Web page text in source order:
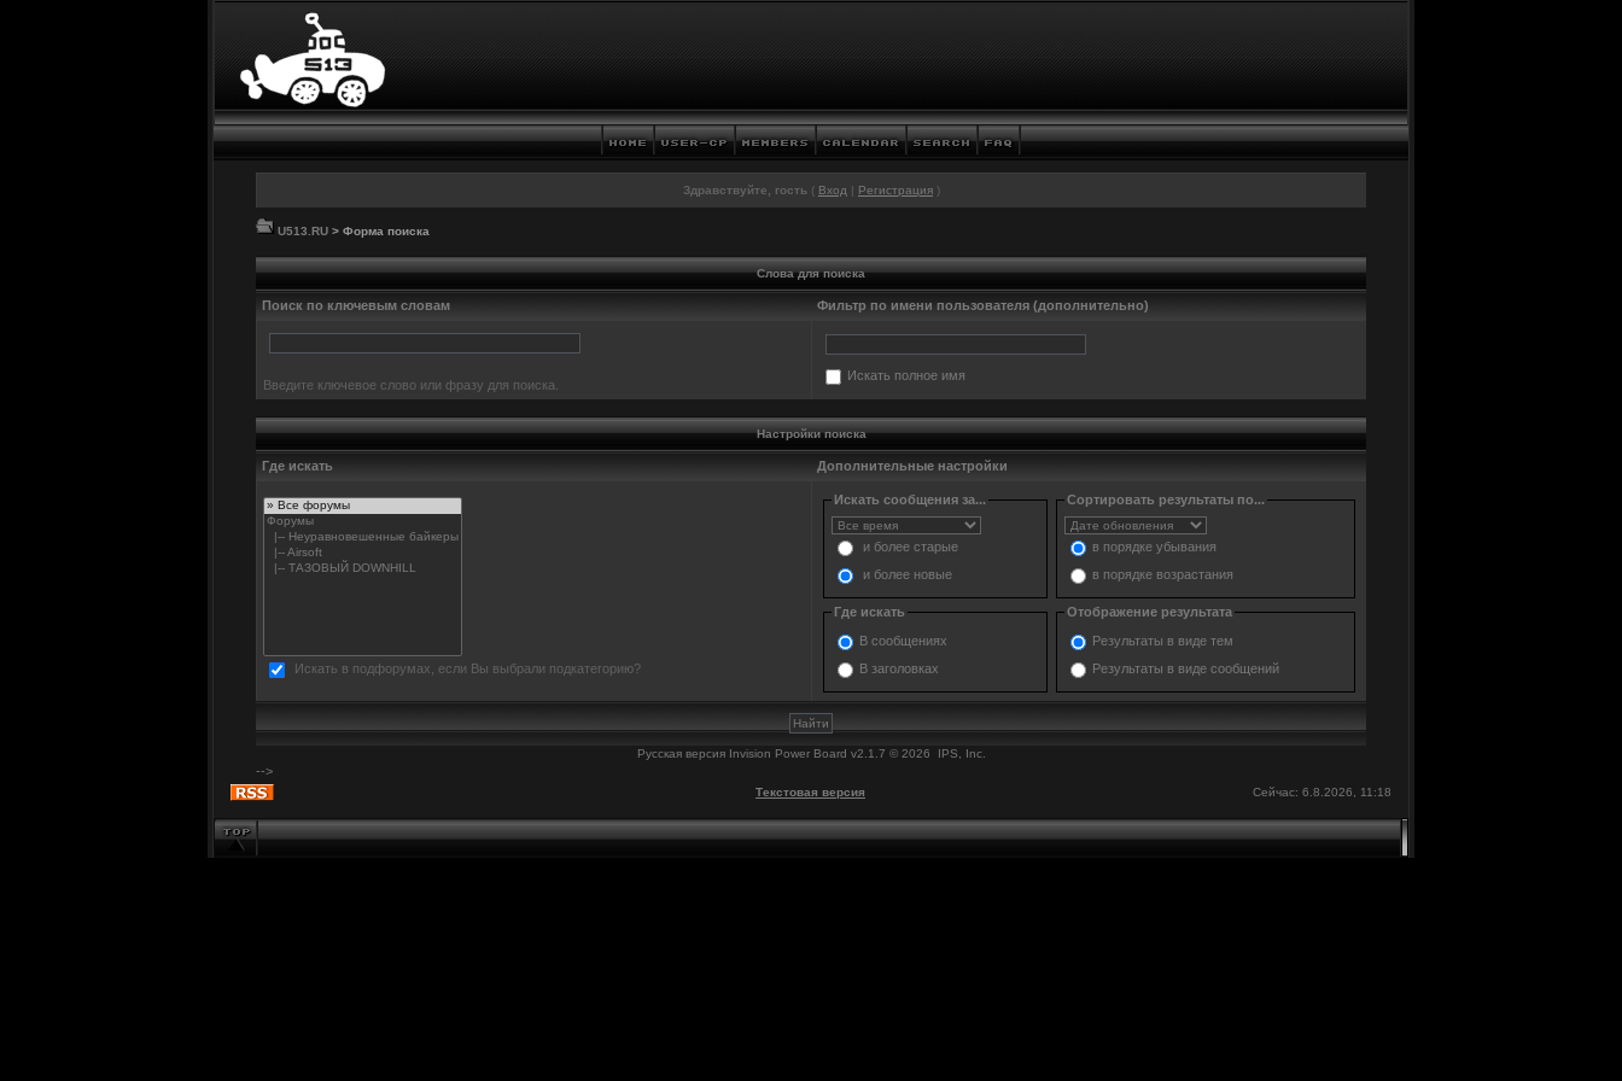
Здравствуйте, гость ( Вход | Регистрация )
U513.RU > Форма поиска
Слова для поиска
Поиск по ключевым словам Фильтр по имени пользователя (дополнительно)
Введите ключевое слово или фразу для поиска.
Искать полное имя
Настройки поиска
Где искать Дополнительные настройки
Искать в подфорумах, если Вы выбрали подкатегорию?
Искать сообщения за...
и более старые
и более новые
Сортировать результаты по...
в порядке убывания
в порядке возрастания
Где искать
В сообщениях
В заголовках
Отображение результата
Результаты в виде тем
Результаты в виде сообщений
Русская версия Invision Power Board v2.1.7 © 2026 IPS, Inc.
-->
Текстовая версия Сейчас: 6.8.2026, 11:18